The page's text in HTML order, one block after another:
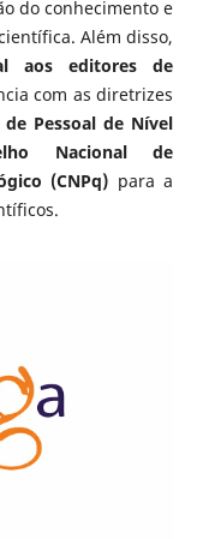
do conhecimento e
Além disso,
aos editores de
com as diretrizes
Pessoal de Nível
Nacional de
(CNPq) para a